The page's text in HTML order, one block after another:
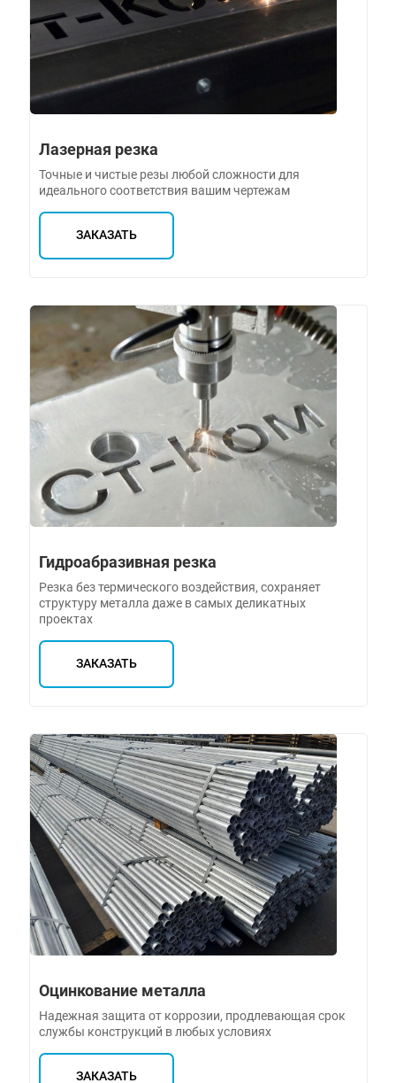
Лазерная резка
Точные и чистые резы любой сложности для
идеального соответствия вашим чертежам
ЗАКАЗАТЬ
Гидроабразивная резка
Резка без термического воздействия, сохраняет
структуру металла даже в самых деликатных
проектах
ЗАКАЗАТЬ
Оцинкование металла
Надежная защита от коррозии, продлевающая срок
службы конструкций в любых условиях
ЗАКАЗАТЬ